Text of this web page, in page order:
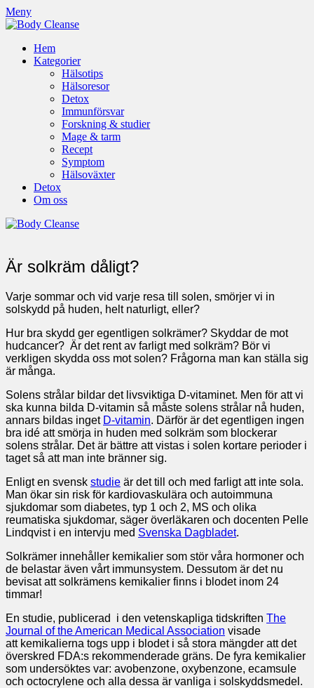
Meny
Hem
Kategorier
Hälsotips
Hälsoresor
Detox
Immunförsvar
Forskning & studier
Mage & tarm
Recept
Symptom
Hälsoväxter
Detox
Om oss
Är solkräm dåligt?
Varje sommar och vid varje resa till solen, smörjer vi in
solskydd på huden, helt naturligt, eller?
Hur bra skydd ger egentligen solkrämer? Skyddar de mot
hudcancer? Är det rent av farligt med solkräm? Bör vi
verkligen skydda oss mot solen? Frågorna man kan ställa sig
är många.
Solens strålar bildar det livsviktiga D-vitaminet. Men för att vi
ska kunna bilda D-vitamin så måste solens strålar nå huden,
annars bildas inget D-vitamin. Därför är det egentligen ingen
bra idé att smörja in huden med solkräm som blockerar
solens strålar. Det är bättre att vistas i solen kortare perioder i
taget så att man inte bränner sig.
Enligt en svensk studie är det till och med farligt att inte sola.
Man ökar sin risk för kardiovaskulära och autoimmuna
sjukdomar som diabetes, typ 1 och 2, MS och olika
reumatiska sjukdomar, säger överläkaren och docenten Pelle
Lindqvist i en intervju med Svenska Dagbladet.
Solkrämer innehåller kemikalier som stör våra hormoner och
de belastar även vårt immunsystem. Dessutom är det nu
bevisat att solkrämens kemikalier finns i blodet inom 24
timmar!
En studie, publicerad i den vetenskapliga tidskriften The
Journal of the American Medical Association visade
att kemikalierna togs upp i blodet i så stora mängder att det
överskred FDA:s rekommenderade gräns. De fyra kemikalier
som undersöktes var: avobenzone, oxybenzone, ecamsule
och octocrylene och alla dessa är vanliga i solskyddsmedel.